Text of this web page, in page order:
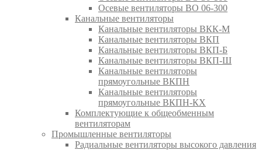
Осевые вентиляторы ВО 06-300
Канальные вентиляторы
Канальные вентиляторы ВКК-М
Канальные вентиляторы ВКП
Канальные вентиляторы ВКП-Б
Канальные вентиляторы ВКП-Ш
Канальные вентиляторы
прямоугольные ВКПН
Канальные вентиляторы
прямоугольные ВКПН-КХ
Комплектующие к общеобменным
вентиляторам
Промышленные вентиляторы
Радиальные вентиляторы высокого давления